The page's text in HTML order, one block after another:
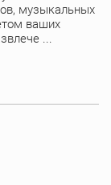
музыкальных
ваших
...